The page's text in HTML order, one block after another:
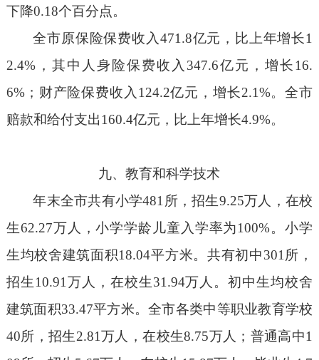
下降0.18个百分点。
全市原保险保费收入 471.8亿元，比上年增长1
2.4%，其中人身险保费收入 347.6亿元，增长16.
6%；财产险保费收入 124.2亿元，增长2.1%。全市
赔款和给付支出160.4亿元，比上年增长4.9%。
九、教育和科学技术
年末全市共有小学481 所，招生9.25万人，在校
生62.27万人，小学学龄儿童入学率为100%。小学
生均校舍建筑面积18.04平方米。共有初中301 所，
招生10.91 万人，在校生31.94万人。初中生均校舍
建筑面积33.47平方米。全市各类中等职业教育学校
40所，招生2.81万人，在校生8.75万人；普通高中1